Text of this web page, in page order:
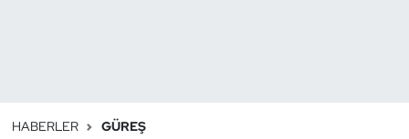
HABERLER GÜREŞ